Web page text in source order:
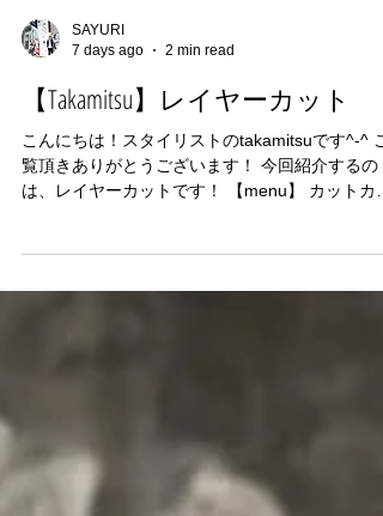
7 days ago
2 min read
【Takamitsu】レイヤーカット
こんにちは！スタイリストのtakamitsuです^-^ ご
覧頂きありがとうございます！ 今回紹介するの
ー、トリートメント 平日11:00~19:00 土日祝
つけるので、どの角度から見てもキレイに見えや
すく、スタイリングもラクになります。 【カラ
ー】 施術中は、髪美容液SBCP生ミネラルミスト